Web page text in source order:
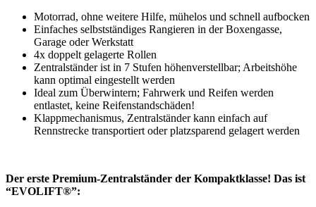
Motorrad, ohne weitere Hilfe, mühelos und schnell aufbocken
Einfaches selbstständiges Rangieren in der Boxengasse,
Garage oder Werkstatt
4x doppelt gelagerte Rollen
Zentralständer ist in 7 Stufen höhenverstellbar; Arbeitshöhe
kann optimal eingestellt werden
Ideal zum Überwintern; Fahrwerk und Reifen werden
entlastet, keine Reifenstandschäden!
Klappmechanismus, Zentralständer kann einfach auf
Rennstrecke transportiert oder platzsparend gelagert werden
Der erste Premium-Zentralständer der Kompaktklasse! Das ist
“EVOLIFT®”: